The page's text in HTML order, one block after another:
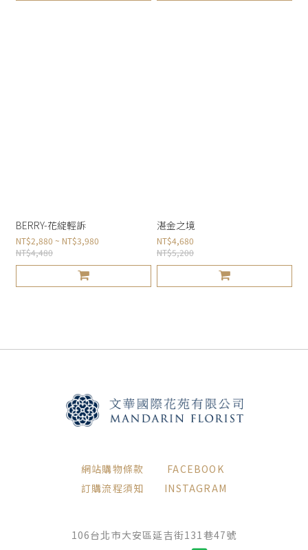
BERRY-花綻輕訴
NT$2,880 ~ NT$3,980
NT$4,480
湛金之境
NT$4,680
NT$5,200
網站購物條款
訂購流程須知
FACEBOOK
INSTAGRAM
106台北市大安區延吉街131巷47號